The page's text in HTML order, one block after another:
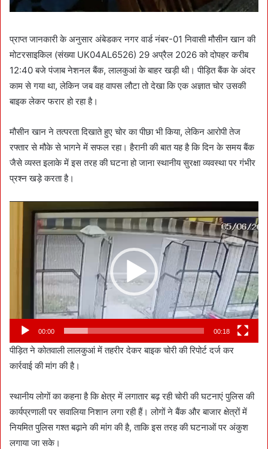
प्राप्त जानकारी के अनुसार अंबेडकर नगर वार्ड नंबर-01 निवासी मौसीन खान की
मोटरसाइकिल (संख्या UK04AL6526) 29 अप्रैल 2026 को दोपहर करीब
12:40 बजे पंजाब नेशनल बैंक, लालकुआं के बाहर खड़ी थी। पीड़ित बैंक के अंदर
काम से गया था, लेकिन जब वह वापस लौटा तो देखा कि एक अज्ञात चोर उसकी
बाइक लेकर फरार हो रहा है।
मौसीन खान ने तत्परता दिखाते हुए चोर का पीछा भी किया, लेकिन आरोपी तेज
रफ्तार से मौके से भागने में सफल रहा। हैरानी की बात यह है कि दिन के समय बैंक
जैसे व्यस्त इलाके में इस तरह की घटना हो जाना स्थानीय सुरक्षा व्यवस्था पर गंभीर
प्रश्न खड़े करता है।
Video
00:00 00:18
पीड़ित ने कोतवाली लालकुआं में तहरीर देकर बाइक चोरी की रिपोर्ट दर्ज कर
कार्रवाई की मांग की है।
स्थानीय लोगों का कहना है कि क्षेत्र में लगातार बढ़ रही चोरी की घटनाएं पुलिस की
कार्यप्रणाली पर सवालिया निशान लगा रही हैं। लोगों ने बैंक और बाजार क्षेत्रों में
नियमित पुलिस गश्त बढ़ाने की मांग की है, ताकि इस तरह की घटनाओं पर अंकुश
लगाया जा सके।